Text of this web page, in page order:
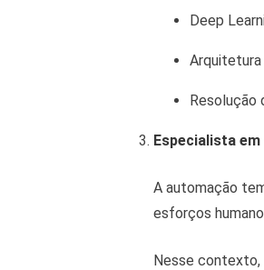
Deep
Resolução
Especialista
A automação
esforços
Nesse contexto,